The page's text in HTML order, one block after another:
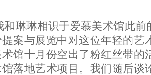
和琳琳相识于爱慕美术馆此前
案与展览中对这位年轻的艺
馆十月份空出了粉红丝带的
落地艺术项目。我们随后谈